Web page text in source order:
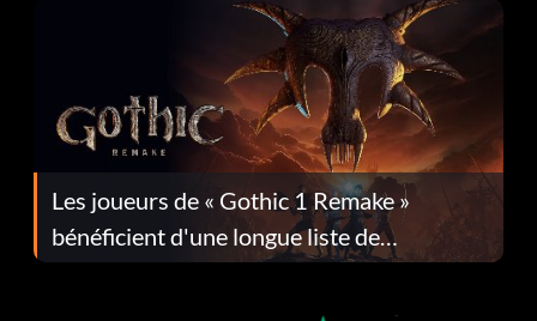
Les joueurs de « Gothic 1 Remake »
bénéficient d'une longue liste de
corrections dans la mise à jour 1.0.4